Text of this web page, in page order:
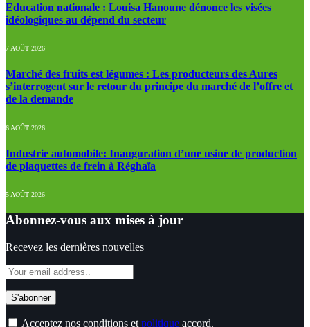
Education nationale : Louisa Hanoune dénonce les visées
idéologiques au dépend du secteur
7 AOÛT 2026
Marché des fruits est légumes : Les producteurs des Aures
s’interrogent sur le retour du principe du marché de l’offre et
de la demande
6 AOÛT 2026
Industrie automobile: Inauguration d’une usine de production
de plaquettes de frein à Réghaïa
5 AOÛT 2026
Abonnez-vous aux mises à jour
Recevez les dernières nouvelles
Acceptez nos conditions et politique accord.